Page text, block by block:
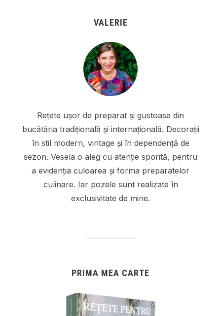
VALERIE
Rețete ușor de preparat și gustoase din
bucătăria tradițională și internațională. Decorații
în stil modern, vintage și în dependență de
sezon. Vesela o aleg cu atenție sporită, pentru
a evidenția culoarea și forma preparatelor
culinare. Iar pozele sunt realizate în
exclusivitate de mine.
PRIMA MEA CARTE